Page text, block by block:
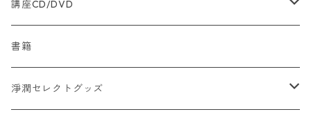
講座CD/DVD
★はじめに何を購入したらいいか迷う方へ
2025年５月以降の新規商品
書籍
淨潤セレクトグッズ